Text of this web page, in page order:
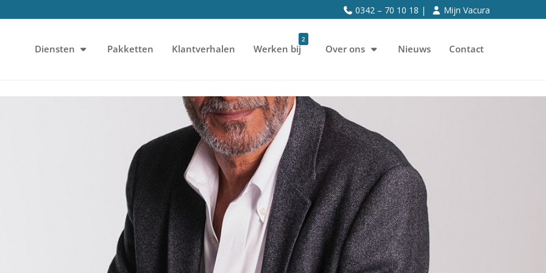
0342 – 70 10 18 | Mijn Vacura
Diensten Pakketten Klantverhalen Werken bij
2
Over ons Nieuws Contact